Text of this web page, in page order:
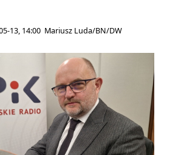
13, 14:00 Mariusz Luda/BN/DW